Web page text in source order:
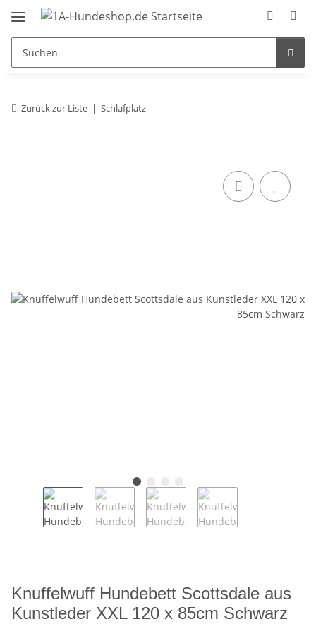
Zurück zur Liste Schlafplatz
Knuffelwuff Hundebett Scottsdale aus
Kunstleder XXL 120 x 85cm Schwarz